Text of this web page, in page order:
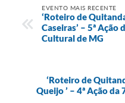
EVENTO MAIS RECENTE
‘Roteiro de
Caseiras’ – 5ª
Cultural de MG
‘Roteiro de
Queijo ’ – 4ª Ação